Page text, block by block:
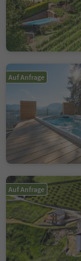
Auf Anfrage
Auf Anfrage